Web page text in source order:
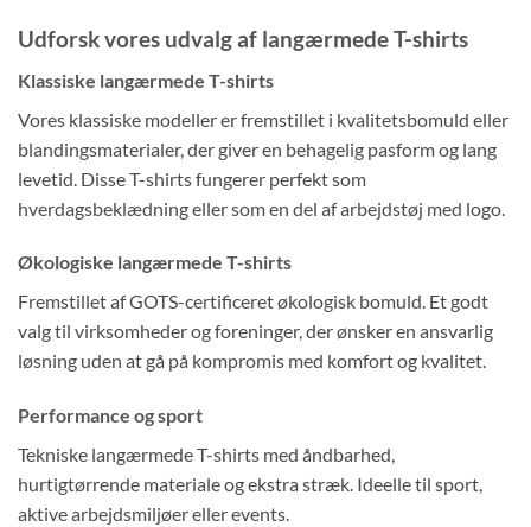
Udforsk vores udvalg af langærmede T-shirts
Klassiske langærmede T-shirts
Vores klassiske modeller er fremstillet i kvalitetsbomuld eller
blandingsmaterialer, der giver en behagelig pasform og lang
levetid. Disse T-shirts fungerer perfekt som
hverdagsbeklædning eller som en del af arbejdstøj med logo.
Økologiske langærmede T-shirts
Fremstillet af GOTS-certificeret økologisk bomuld. Et godt
valg til virksomheder og foreninger, der ønsker en ansvarlig
løsning uden at gå på kompromis med komfort og kvalitet.
Performance og sport
Tekniske langærmede T-shirts med åndbarhed,
hurtigtørrende materiale og ekstra stræk. Ideelle til sport,
aktive arbejdsmiljøer eller events.